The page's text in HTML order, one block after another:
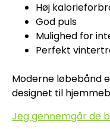
Høj
God puls
Mulighed for
Perfekt
Moderne løbebånd
designet til
Jeg gennemgår de